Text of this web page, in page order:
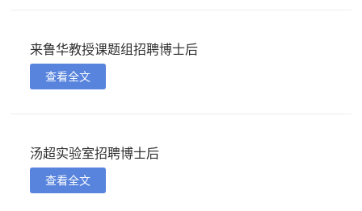
来鲁华教授课题组招聘博士后
查看全文
汤超实验室招聘博士后
查看全文